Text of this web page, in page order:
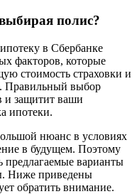
полис?
в Сбербанке
факторов, которые
стоимость страховки и
Правильный выбор
и защитит ваши
ипотеки.
нюанс в условиях
в будущем. Поэтому
предлагаемые варианты
Ниже приведены
обратить внимание.